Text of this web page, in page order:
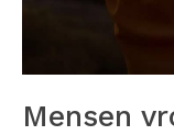
Mensen